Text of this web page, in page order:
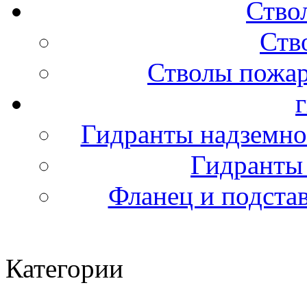
Стволы
Гидранты
Фланец и
Категории